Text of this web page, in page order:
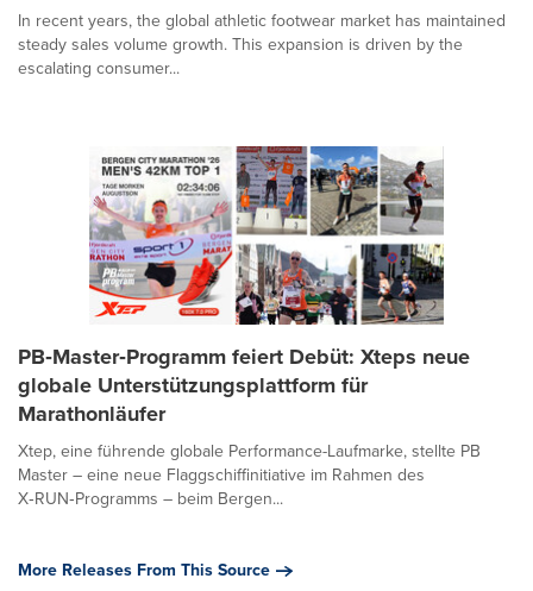
In recent years, the global athletic footwear market has maintained
steady sales volume growth. This expansion is driven by the
escalating consumer...
PB‑Master‑Programm feiert Debüt: Xteps neue
globale Unterstützungsplattform für
Marathonläufer
Xtep, eine führende globale Performance-Laufmarke, stellte PB
Master – eine neue Flaggschiffinitiative im Rahmen des
X‑RUN‑Programms – beim Bergen...
More Releases From This Source